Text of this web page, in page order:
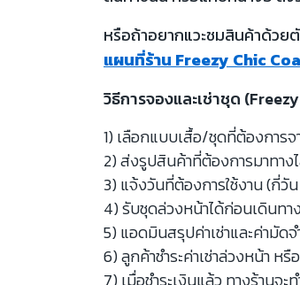
หรือถ้าอยากแวะชมสินค้าด้วยตั
แผนที่ร้าน Freezy Chic
วิธีการจองและเช่าชุด
1) เลือกแบบเสื้อ/ชุดที่ต้องการจ
2) ส่งรูปสินค้าที่ต้องการมาทาง
3) แจ้งวันที่ต้องการใช้งาน (กี่วั
4) รับชุดล่วงหน้าได้ก่อนเดินทา
5) แอดมินสรุปค่าเช่าและค่ามั
6) ลูกค้าชำระค่าเช่าล่วงหน้า ห
7) เมื่อชำระเงินแล้ว ทางร้านจะ